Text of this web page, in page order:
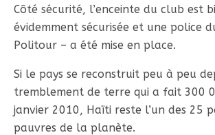
Côté sécurité, l’enceinte du club est
évidemment sécurisée et une police
Politour – a été mise en place.
Si le pays se reconstruit peu à peu
tremblement de terre qui a fait 300
janvier 2010, Haïti reste l’un des 25
pauvres de la planète.